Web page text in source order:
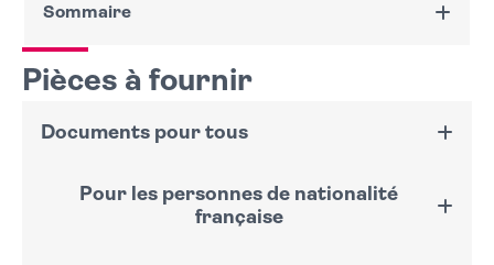
Sommaire
Pièces à fournir
Pour les personnes de nationalité française
Pour les personnes de nationalité étrangère
Retirer un dossier de demande
Constituer le dossier
Prenez rendez-vous en Mairie
Pièces à fournir
Documents pour tous
Formulaire CERFA n° 16229*02:Accéder au
Pour les personnes de nationalité
française